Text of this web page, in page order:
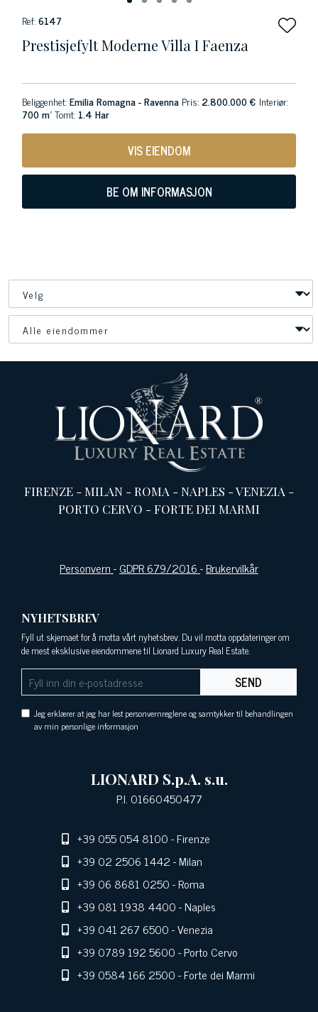
Ref:6147
Prestisjefylt Moderne Villa I Faenza
Beliggenhet:Emilia Romagna - Ravenna Pris: 2.800.000 € Interiør:
700 m²Tomt: 1.4 Har
VIS EIENDOM
BE OM INFORMASJON
FIRENZE -MILAN -ROMA -NAPLES -VENEZIA -
PORTO CERVO -FORTE DEI MARMI
Personvern-GDPR 679/2016-Brukervilkår
NYHETSBREV
Fyll ut skjemaet for å motta vårt nyhetsbrev. Du vil motta oppdateringer om
de mest eksklusive eiendommene til Lionard Luxury Real Estate.
SEND
Jeg erklærer at jeg har lest personvernreglene og samtykker til behandlingen
av min personlige informasjon
LIONARD S.p.A. s.u.
P.I. 01660450477
+39 055 054 8100- Firenze
+39 02 2506 1442- Milan
+39 06 8681 0250- Roma
+39 081 1938 4400- Naples
+39 041 267 6500- Venezia
+39 0789 192 5600- Porto Cervo
+39 0584 166 2500- Forte dei Marmi